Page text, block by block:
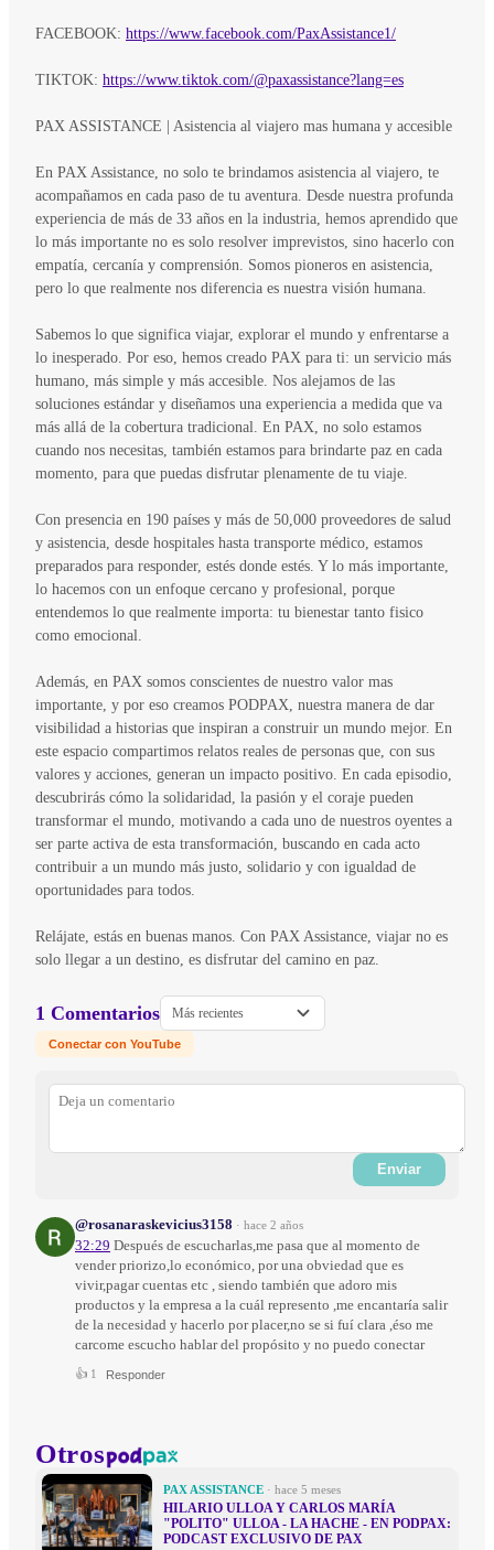
FACEBOOK: https://www.facebook.com/PaxAssistance1/
TIKTOK: https://www.tiktok.com/@paxassistance?lang=es
PAX ASSISTANCE | Asistencia al viajero mas humana y accesible
En PAX Assistance, no solo te brindamos asistencia al viajero, te
acompañamos en cada paso de tu aventura. Desde nuestra profunda
experiencia de más de 33 años en la industria, hemos aprendido que
lo más importante no es solo resolver imprevistos, sino hacerlo con
empatía, cercanía y comprensión. Somos pioneros en asistencia,
pero lo que realmente nos diferencia es nuestra visión humana.
Sabemos lo que significa viajar, explorar el mundo y enfrentarse a
lo inesperado. Por eso, hemos creado PAX para ti: un servicio más
humano, más simple y más accesible. Nos alejamos de las
soluciones estándar y diseñamos una experiencia a medida que va
más allá de la cobertura tradicional. En PAX, no solo estamos
cuando nos necesitas, también estamos para brindarte paz en cada
momento, para que puedas disfrutar plenamente de tu viaje.
Con presencia en 190 países y más de 50,000 proveedores de salud
y asistencia, desde hospitales hasta transporte médico, estamos
preparados para responder, estés donde estés. Y lo más importante,
lo hacemos con un enfoque cercano y profesional, porque
entendemos lo que realmente importa: tu bienestar tanto fisico
como emocional.
Además, en PAX somos conscientes de nuestro valor mas
importante, y por eso creamos PODPAX, nuestra manera de dar
visibilidad a historias que inspiran a construir un mundo mejor. En
este espacio compartimos relatos reales de personas que, con sus
valores y acciones, generan un impacto positivo. En cada episodio,
descubrirás cómo la solidaridad, la pasión y el coraje pueden
transformar el mundo, motivando a cada uno de nuestros oyentes a
ser parte activa de esta transformación, buscando en cada acto
contribuir a un mundo más justo, solidario y con igualdad de
oportunidades para todos.
Relájate, estás en buenas manos. Con PAX Assistance, viajar no es
solo llegar a un destino, es disfrutar del camino en paz.
1 Comentarios Más recientes
Conectar con YouTube
Enviar
@rosanaraskevicius3158 · hace 2 años
32:29 Después de escucharlas,me pasa que al momento de
vender priorizo,lo económico, por una obviedad que es
vivir,pagar cuentas etc , siendo también que adoro mis
productos y la empresa a la cuál represento ,me encantaría salir
de la necesidad y hacerlo por placer,no se si fuí clara ,éso me
carcome escucho hablar del propósito y no puedo conectar
👍 1 Responder
Otros
PAX ASSISTANCE · hace 5 meses
HILARIO ULLOA Y CARLOS MARÍA
"POLITO" ULLOA - LA HACHE - EN PODPAX:
PODCAST EXCLUSIVO DE PAX